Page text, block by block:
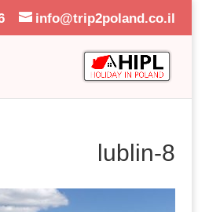
info@trip2poland.co.il
lublin-8